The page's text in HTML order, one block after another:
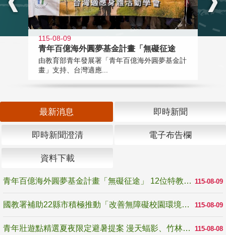
115-08-09
青年百億海外圓夢基金計畫「無礙征途
由教育部青年發展署「青年百億海外圓夢基金計
畫」支持、台灣適應...
最新消息 即時新聞
即時新聞澄清 電子布告欄
資料下載
115-08-09
青年百億海外圓夢基金計畫「無礙征途」 12位特教與弱勢青年勇闖西班牙 跨越感官限制見證生命蛻變
115-08-09
國教署補助22縣市積極推動「改善無障礙校園環境計畫」 打造友善、安全、無礙學習空間
115-08-08
青年壯遊點精選夏夜限定避暑提案 漫天蝠影、竹林尋蛙、茶香夜觀 邀青年暮色出發